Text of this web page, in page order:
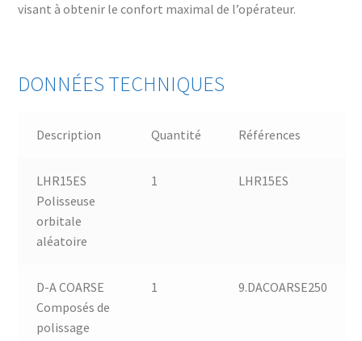
visant à obtenir le confort maximal de l’opérateur.
DONNÉES TECHNIQUES
Description Quantité Références
LHR15ES
Polisseuse
orbitale
aléatoire
1 LHR15ES
D-A COARSE
Composés de
polissage
1 9.DACOARSE250